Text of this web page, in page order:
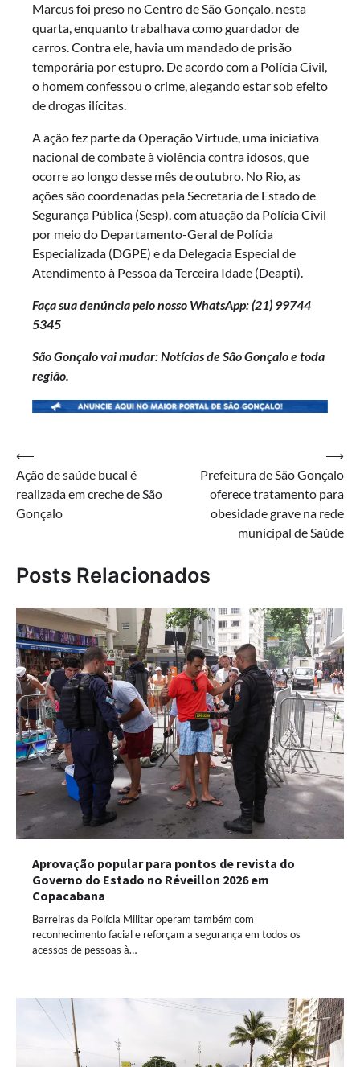
Marcus foi preso no Centro de São Gonçalo, nesta
quarta, enquanto trabalhava como guardador de
carros. Contra ele, havia um mandado de prisão
temporária por estupro. De acordo com a Polícia Civil,
o homem confessou o crime, alegando estar sob efeito
de drogas ilícitas.
A ação fez parte da Operação Virtude, uma iniciativa
nacional de combate à violência contra idosos, que
ocorre ao longo desse mês de outubro. No Rio, as
ações são coordenadas pela Secretaria de Estado de
Segurança Pública (Sesp), com atuação da Polícia Civil
por meio do Departamento-Geral de Polícia
Especializada (DGPE) e da Delegacia Especial de
Atendimento à Pessoa da Terceira Idade (Deapti).
Faça sua denúncia pelo nosso WhatsApp: (21) 99744
5345
São Gonçalo vai mudar: Notícias de São Gonçalo e toda
região.
Navegação
de
Post
⟵
Ação de saúde bucal é
realizada em creche de São
Gonçalo
Prefeitura de São Gonçalo
oferece tratamento para
obesidade grave na rede
municipal de Saúde
⟶
Posts Relacionados
Aprovação popular para pontos de revista do
Governo do Estado no Réveillon 2026 em
Copacabana
Barreiras da Polícia Militar operam também com
reconhecimento facial e reforçam a segurança em todos os
acessos de pessoas à…